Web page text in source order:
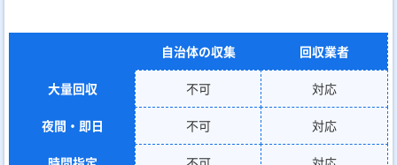
自治体の収集 回収業者
大量回収 不可 対応
夜間・即日 不可 対応